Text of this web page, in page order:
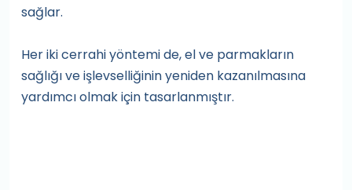
sağlar.
Her iki cerrahi yöntemi de, el ve parmakların
sağlığı ve işlevselliğinin yeniden kazanılmasına
yardımcı olmak için tasarlanmıştır.